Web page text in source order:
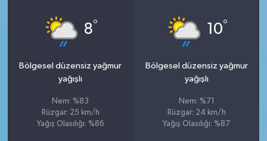
8°
Bölgesel düzensiz yağmur
yağışlı
Nem: %83
Rüzgar: 25 km/h
Yağış Olasılığı: %86
10°
Bölgesel düzensiz yağmur
yağışlı
Nem: %71
Rüzgar: 24 km/h
Yağış Olasılığı: %87